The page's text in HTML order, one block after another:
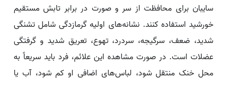
سایبان برای محافظت از سر و صورت در برابر تابش مستقیم
خورشید استفاده کنند. نشانه‌های اولیه گرمازدگی شامل تشنگی
شدید، ضعف، سرگیجه، سردرد، تهوع، تعریق شدید و گرفتگی
عضلات است. در صورت مشاهده این علائم، فرد باید سریعاً به
محل خنک منتقل شود، لباس‌های اضافی او کم شود، آب یا